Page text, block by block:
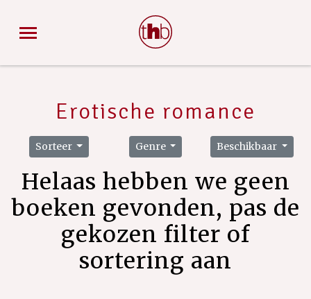
Erotische romance
Sorteer Genre Beschikbaar
Helaas hebben we geen
boeken gevonden, pas de
gekozen filter of
sortering aan